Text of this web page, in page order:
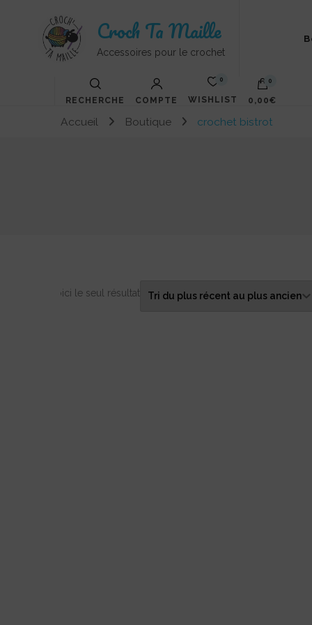
Croch Ta Maille
Accessoires pour le crochet
RECHERCHE COMPTE
0
WISHLIST
0
0,00€
Accueil Boutique crochet bistrot
Voici le seul résultat